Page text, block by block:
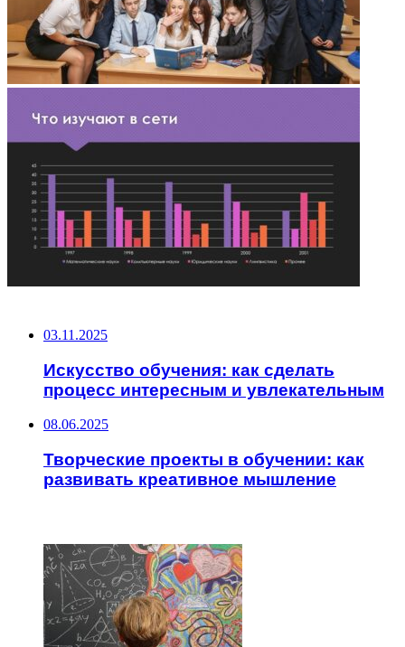
03.11.2025
Искусство обучения: как сделать
процесс интересным и увлекательным
08.06.2025
Творческие проекты в обучении: как
развивать креативное мышление